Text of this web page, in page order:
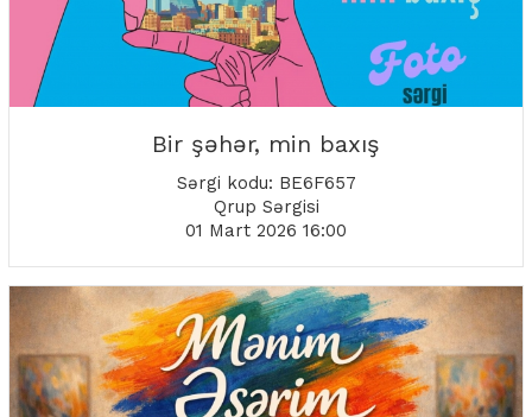
Bir şəhər, min baxış
Sərgi kodu: BE6F657
Qrup Sərgisi
01 Mart 2026 16:00